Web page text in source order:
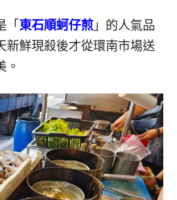
「 東石順蚵仔煎 」的人氣品
新鮮現殺後才從環南市場送
。